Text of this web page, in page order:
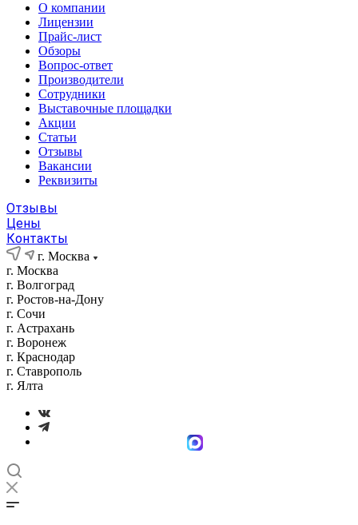
О компании
Лицензии
Прайс-лист
Обзоры
Вопрос-ответ
Производители
Сотрудники
Выставочные площадки
Акции
Статьи
Отзывы
Вакансии
Реквизиты
Отзывы
Цены
Контакты
г. Москва
г. Москва
г. Волгоград
г. Ростов-на-Дону
г. Сочи
г. Астрахань
г. Воронеж
г. Краснодар
г. Ставрополь
г. Ялта